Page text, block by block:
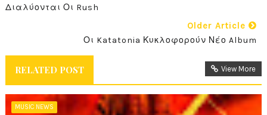
Διαλύονται Οι Rush
Older Article
Οι Katatonia Κυκλοφορούν Νέο Album
RELATED POST View More
MUSIC NEWS